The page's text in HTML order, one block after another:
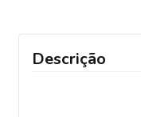
Descrição